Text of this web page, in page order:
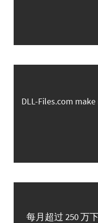
DLL-Files.com
每月超过 250 万